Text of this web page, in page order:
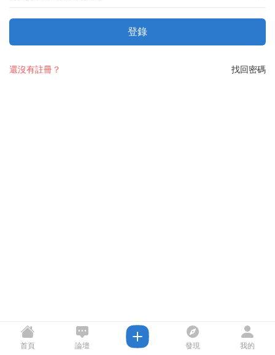
登錄
找回密碼
還沒有註冊？
首頁 論壇 發現 我的